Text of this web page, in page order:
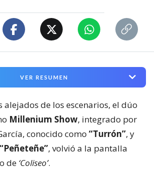
VER RESUMEN
alejados de los escenarios, el dúo
Millenium Show, integrado por
conocido como “Turrón”, y
“Peñeteñe”, volvió a la pantalla
de ‘Coliseo’.